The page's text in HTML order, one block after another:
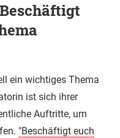
ein wichtiges Thema
ist sich ihrer
Auftritte, um
"Beschäftigt euch